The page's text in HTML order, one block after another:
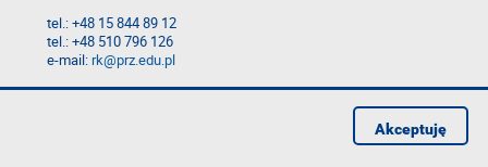
tel.: +48 15 844 89 12
tel.: +48 510 796 126
e-mail:rk@prz.edu.pl
Deklaracja dostępności
Akceptuję